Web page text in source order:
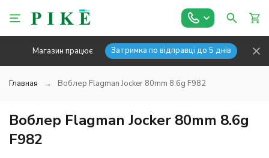
Магазин працює Затримка по відправці до 5 днів
Главная Воблер Flagman Jocker 80mm 8.6g F982
Воблер Flagman Jocker 80mm 8.6g
F982